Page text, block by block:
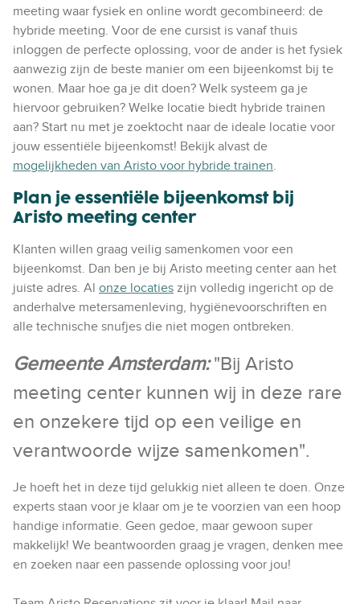
meeting waar fysiek en online wordt gecombineerd: de
hybride meeting. Voor de ene cursist is vanaf thuis
inloggen de perfecte oplossing, voor de ander is het fysiek
aanwezig zijn de beste manier om een bijeenkomst bij te
wonen. Maar hoe ga je dit doen? Welk systeem ga je
hiervoor gebruiken? Welke locatie biedt hybride trainen
aan? Start nu met je zoektocht naar de ideale locatie voor
jouw essentiële bijeenkomst! Bekijk alvast de
mogelijkheden van Aristo voor hybride trainen.
Plan je essentiële bijeenkomst bij
Aristo meeting center
Klanten willen graag veilig samenkomen voor een
bijeenkomst. Dan ben je bij Aristo meeting center aan het
juiste adres. Al onze locaties zijn volledig ingericht op de
anderhalve metersamenleving, hygiënevoorschriften en
alle technische snufjes die niet mogen ontbreken.
Gemeente Amsterdam:"Bij Aristo
meeting center kunnen wij in deze rare
en onzekere tijd op een veilige en
verantwoorde wijze samenkomen".
Je hoeft het in deze tijd gelukkig niet alleen te doen. Onze
experts staan voor je klaar om je te voorzien van een hoop
handige informatie. Geen gedoe, maar gewoon super
makkelijk! We beantwoorden graag je vragen, denken mee
en zoeken naar een passende oplossing voor jou!